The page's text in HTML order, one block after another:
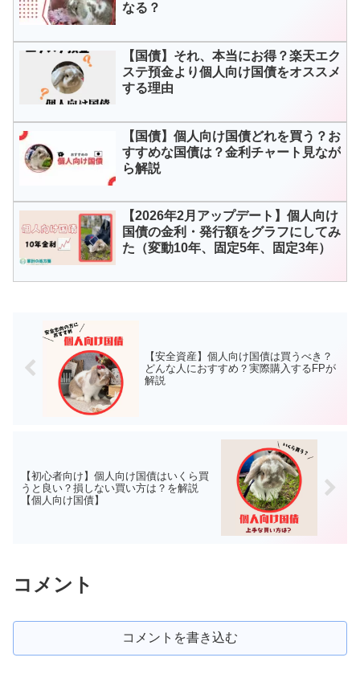
なる？
【国債】それ、本当にお得？楽天エク
ステ預金より個人向け国債をオススメ
する理由
【国債】個人向け国債どれを買う？お
すすめな国債は？金利チャート見なが
ら解説
【2026年2月アップデート】個人向け
国債の金利・発行額をグラフにしてみ
た（変動10年、固定5年、固定3年）
【安全資産】個人向け国債は買うべき？
どんな人におすすめ？実際購入するFPが
解説
【初心者向け】個人向け国債はいくら買
うと良い？損しない買い方は？を解説
【個人向け国債】
コメント
コメントを書き込む